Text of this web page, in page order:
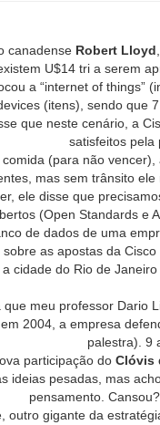
canadense Robert Lloyd
U$14 tri a serem
a “internet of things”
(itens), sendo que
que neste cenário, a
satisfeitos pela
(para não
mas sem trânsito
ele disse que
(Open Standards e
de dados de uma
as apostas da
cidade do Rio de
meu professor Dario
2004, a empresa
palestra). 9
participação doClóvis
ideias pesadas, mas
pensamento.
outro gigante da